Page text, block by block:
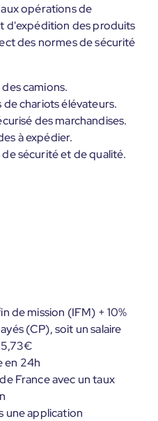
opérations de
d'expédition des produits
des normes de sécurité
camions.
chariots élévateurs.
des marchandises.
à expédier.
sécurité et de qualité.
de mission (IFM) + 10%
(CP), soit un salaire
en 24h
France avec un taux
une application